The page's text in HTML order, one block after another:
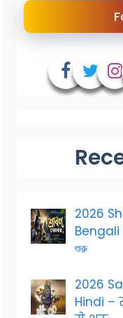
2026
Bengali ।
শুরু
2026
Hindi –